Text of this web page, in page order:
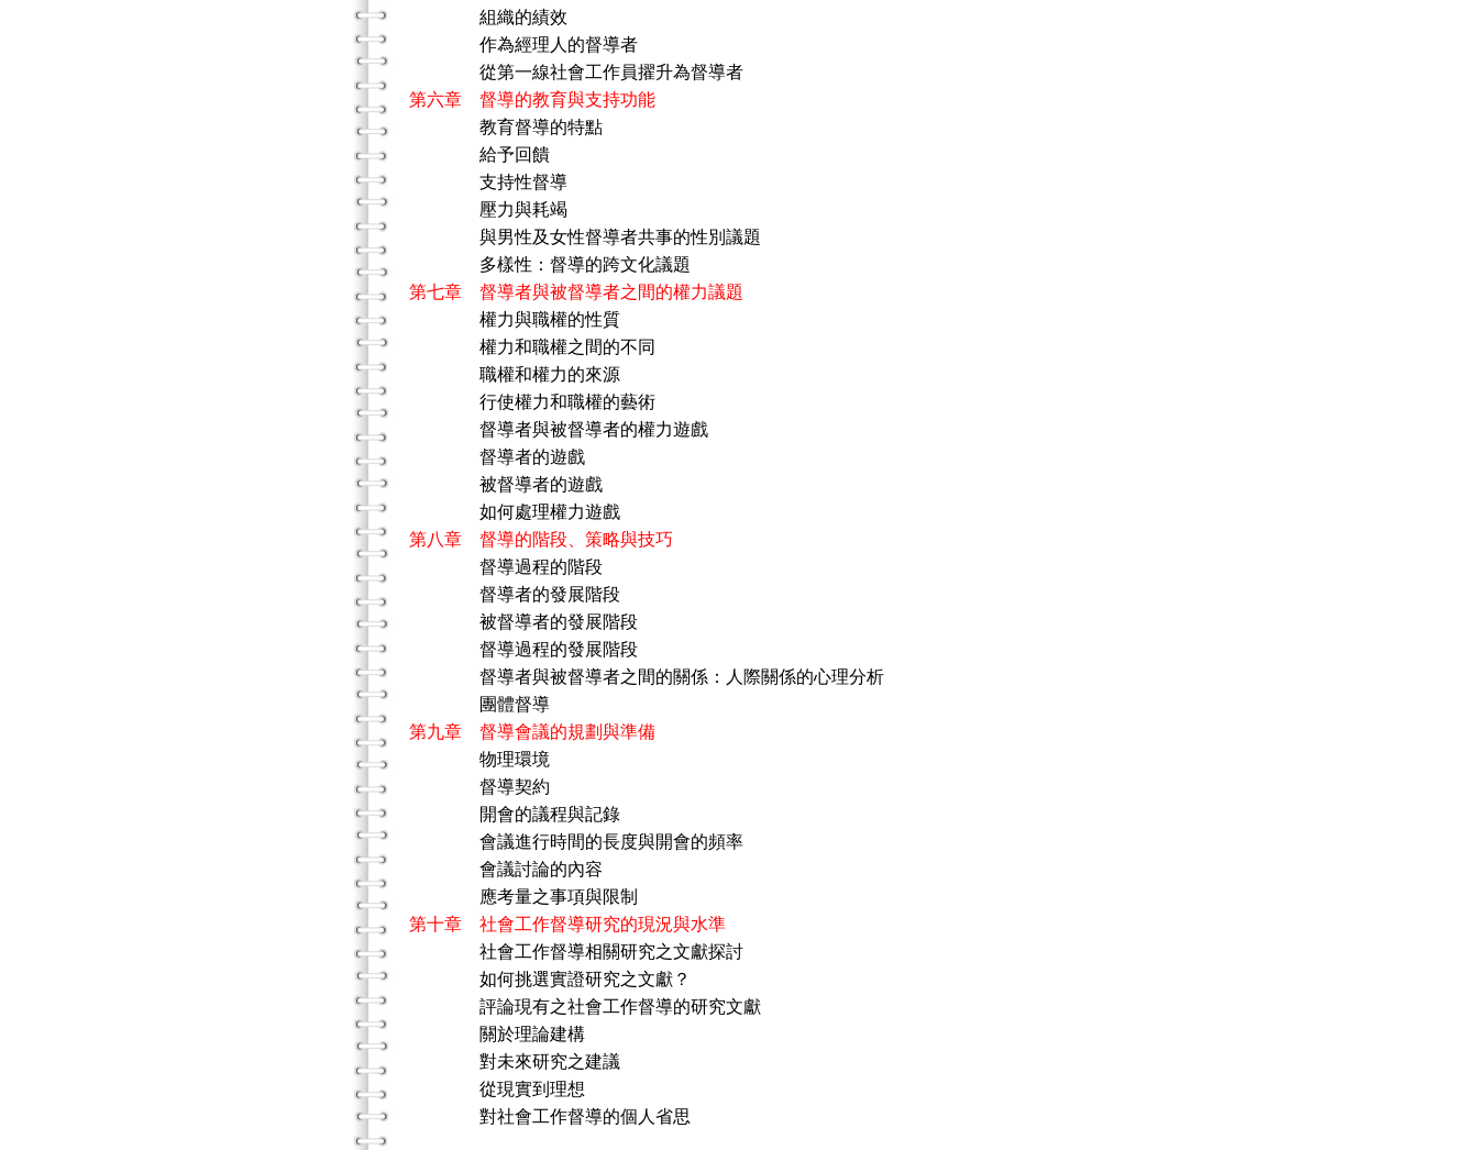
組織的績效
作為經理人的督導者
從第一線社會工作員擢升為督導者
第六章 督導的教育與支持功能
教育督導的特點
給予回饋
支持性督導
壓力與耗竭
與男性及女性督導者共事的性別議題
多樣性：督導的跨文化議題
第七章 督導者與被督導者之間的權力議題
權力與職權的性質
權力和職權之間的不同
職權和權力的來源
行使權力和職權的藝術
督導者與被督導者的權力遊戲
督導者的遊戲
被督導者的遊戲
如何處理權力遊戲
第八章 督導的階段、策略與技巧
督導過程的階段
督導者的發展階段
被督導者的發展階段
督導過程的發展階段
督導者與被督導者之間的關係：人際關係的心理分析
團體督導
第九章 督導會議的規劃與準備
物理環境
督導契約
開會的議程與記錄
會議進行時間的長度與開會的頻率
會議討論的內容
應考量之事項與限制
第十章 社會工作督導研究的現況與水準
社會工作督導相關研究之文獻探討
如何挑選實證研究之文獻？
評論現有之社會工作督導的研究文獻
關於理論建構
對未來研究之建議
從現實到理想
對社會工作督導的個人省思